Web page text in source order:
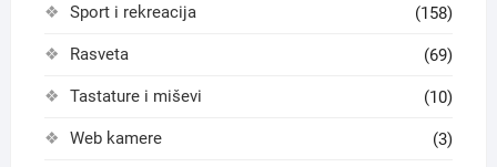
Sport i rekreacija (158)
Rasveta (69)
Tastature i miševi (10)
Web kamere (3)